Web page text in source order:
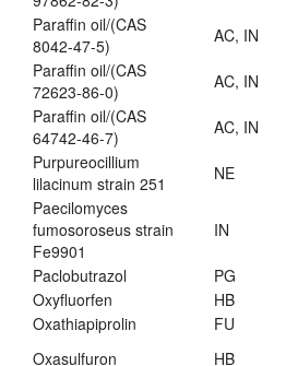
Paraffin oil/(CAS
8042-47-5)
AC, IN
Paraffin oil/(CAS
72623-86-0)
AC, IN
Paraffin oil/(CAS
64742-46-7)
AC, IN
Purpureocillium
lilacinum strain 251
NE
Paecilomyces
fumosoroseus strain
Fe9901
IN
Paclobutrazol PG
Oxyfluorfen
HB
Oxathiapiprolin
FU
Oxasulfuron
HB